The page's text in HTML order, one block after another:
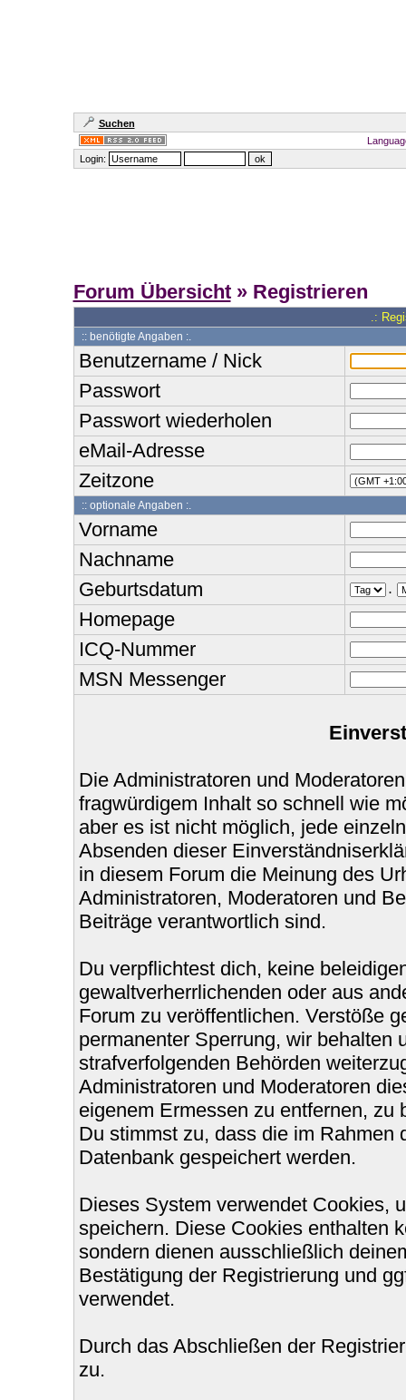
Suchen
Login:
Forum Übersicht» Registrieren
.:
:: benötigte Angaben :.
Benutzername / Nick
Passwort
Passwort wiederholen
eMail-Adresse
Zeitzone
:: optionale Angaben :.
Vorname
Nachname
Geburtsdatum
.
Homepage
ICQ-Nummer
MSN Messenger
Die Administratoren und
fragwürdigem Inhalt so schnell wie
aber es ist nicht möglich, jede
Absenden dieser
in diesem Forum die Meinung des
Administratoren, Moderatoren und
Beiträge verantwortlich sind.
Du verpflichtest dich, keine
gewaltverherrlichenden oder aus
Forum zu veröffentlichen. Verstöße
permanenter Sperrung, wir behalten
strafverfolgenden Behörden
Administratoren und Moderatoren
eigenem Ermessen zu entfernen, zu
Du stimmst zu, dass die im Rahmen
Datenbank gespeichert werden.
Dieses System verwendet Cookies,
speichern. Diese Cookies enthalten
sondern dienen ausschließlich
Bestätigung der Registrierung und
verwendet.
Durch das Abschließen der
zu.